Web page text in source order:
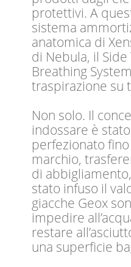
protettivi. A
sistema
anatomica di
di Nebula, il
Breathing
traspirazione su
Non solo. Il
indossare è
perfezionato
marchio,
di
stato infuso il
giacche Geox
impedire
restare
una superficie